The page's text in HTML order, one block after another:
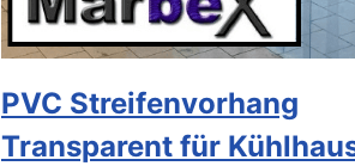
PVC Streifenvorhang
Transparent für